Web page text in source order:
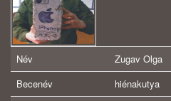
Név
Zugav Olga
Becenév
hiénakutya